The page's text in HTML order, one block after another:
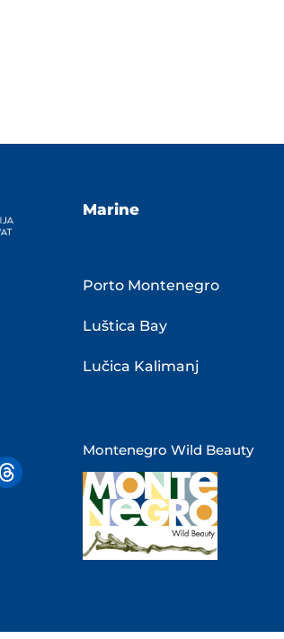
Marine
Porto Montenegro
Luštica Bay
Lučica Kalimanj
Montenegro Wild Beauty